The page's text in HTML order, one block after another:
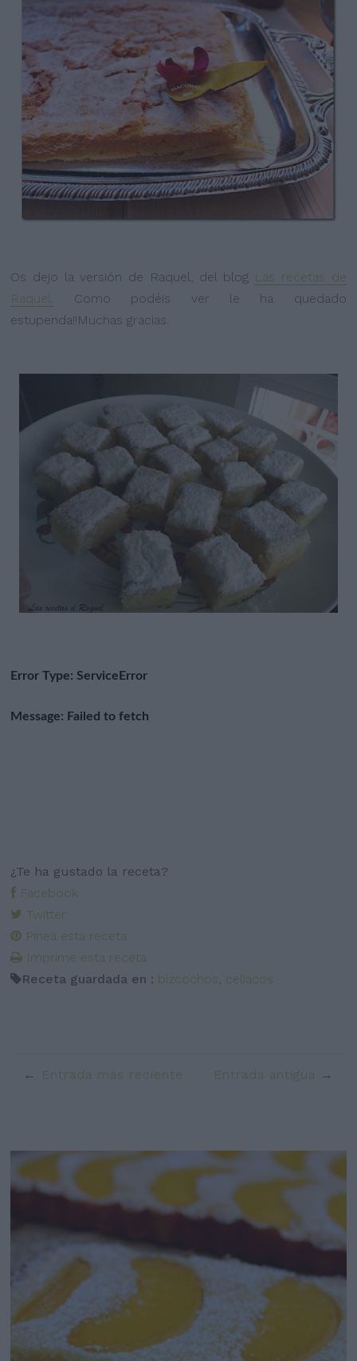
Os dejo la versión de Raquel, del blog Las recetas de
Raquel. Como podéis ver le ha quedado
estupenda!!Muchas gracias.
¿Te ha gustado la receta?
Facebook
Twitter
Pinea esta receta
Imprime esta receta
Receta guardada en : bizcochos, celiacos
Entrada más reciente Entrada antigua